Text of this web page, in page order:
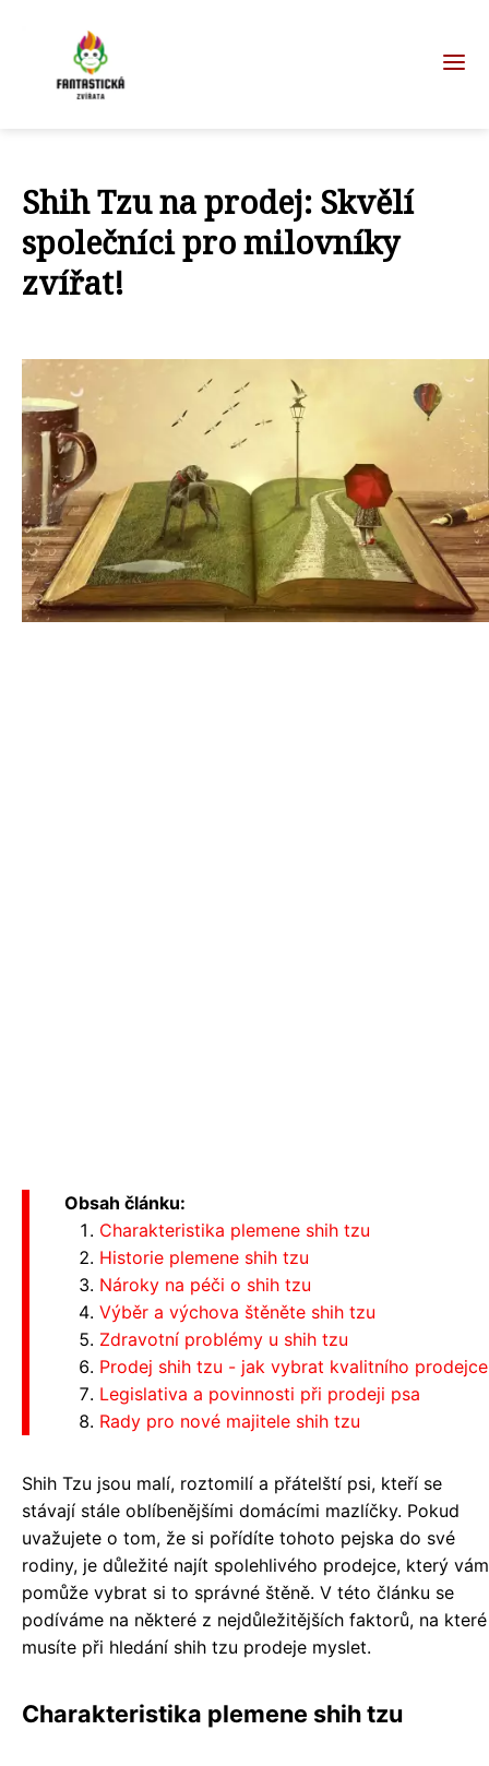
Shih Tzu na prodej: Skvělí
společníci pro milovníky
zvířat!
Obsah článku:
Charakteristika plemene shih tzu
Historie plemene shih tzu
Nároky na péči o shih tzu
Výběr a výchova štěněte shih tzu
Zdravotní problémy u shih tzu
Prodej shih tzu - jak vybrat kvalitního prodejce
Legislativa a povinnosti při prodeji psa
Rady pro nové majitele shih tzu
Shih Tzu jsou malí, roztomilí a přátelští psi, kteří se
stávají stále oblíbenějšími domácími mazlíčky. Pokud
uvažujete o tom, že si pořídíte tohoto pejska do své
rodiny, je důležité najít spolehlivého prodejce, který vám
pomůže vybrat si to správné štěně. V této článku se
podíváme na některé z nejdůležitějších faktorů, na které
musíte při hledání shih tzu prodeje myslet.
Charakteristika plemene shih tzu